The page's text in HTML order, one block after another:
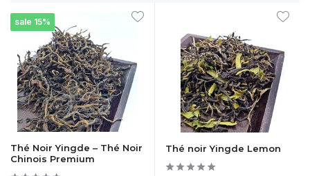
sale 15%
Thé Noir Yingde – Thé Noir
Chinois Premium
Thé noir Yingde Lemon